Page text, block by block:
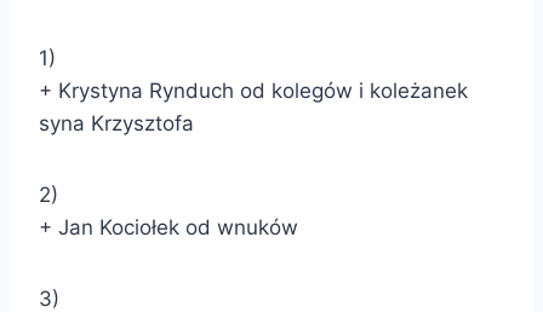
1)
+ Krystyna Rynduch od kolegów i koleżanek
syna Krzysztofa
2)
+ Jan Kociołek od wnuków
3)